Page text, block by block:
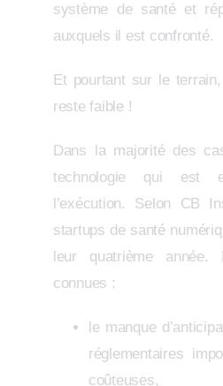
système de santé et
auxquels il est confronté.
Et pourtant sur le terrain,
reste faible !
Dans la majorité des
technologie qui est
l’exécution. Selon CB
startups de santé
leur quatrième année.
connues :
le manque
réglementaires
coûteuses,